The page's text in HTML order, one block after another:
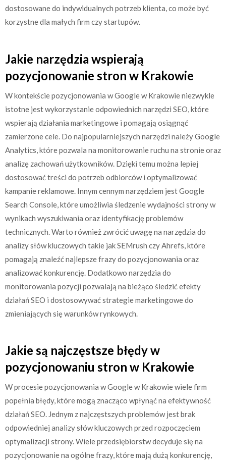
dostosowane do indywidualnych potrzeb klienta, co może być
korzystne dla małych firm czy startupów.
Jakie narzędzia wspierają
pozycjonowanie stron w Krakowie
W kontekście pozycjonowania w Google w Krakowie niezwykle
istotne jest wykorzystanie odpowiednich narzędzi SEO, które
wspierają działania marketingowe i pomagają osiągnąć
zamierzone cele. Do najpopularniejszych narzędzi należy Google
Analytics, które pozwala na monitorowanie ruchu na stronie oraz
analizę zachowań użytkowników. Dzięki temu można lepiej
dostosować treści do potrzeb odbiorców i optymalizować
kampanie reklamowe. Innym cennym narzędziem jest Google
Search Console, które umożliwia śledzenie wydajności strony w
wynikach wyszukiwania oraz identyfikację problemów
technicznych. Warto również zwrócić uwagę na narzędzia do
analizy słów kluczowych takie jak SEMrush czy Ahrefs, które
pomagają znaleźć najlepsze frazy do pozycjonowania oraz
analizować konkurencję. Dodatkowo narzędzia do
monitorowania pozycji pozwalają na bieżąco śledzić efekty
działań SEO i dostosowywać strategie marketingowe do
zmieniających się warunków rynkowych.
Jakie są najczęstsze błędy w
pozycjonowaniu stron w Krakowie
W procesie pozycjonowania w Google w Krakowie wiele firm
popełnia błędy, które mogą znacząco wpłynąć na efektywność
działań SEO. Jednym z najczęstszych problemów jest brak
odpowiedniej analizy słów kluczowych przed rozpoczęciem
optymalizacji strony. Wiele przedsiębiorstw decyduje się na
pozycjonowanie na ogólne frazy, które mają dużą konkurencję,